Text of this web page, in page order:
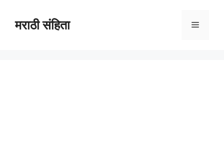
contentमराठी संहिता Menu